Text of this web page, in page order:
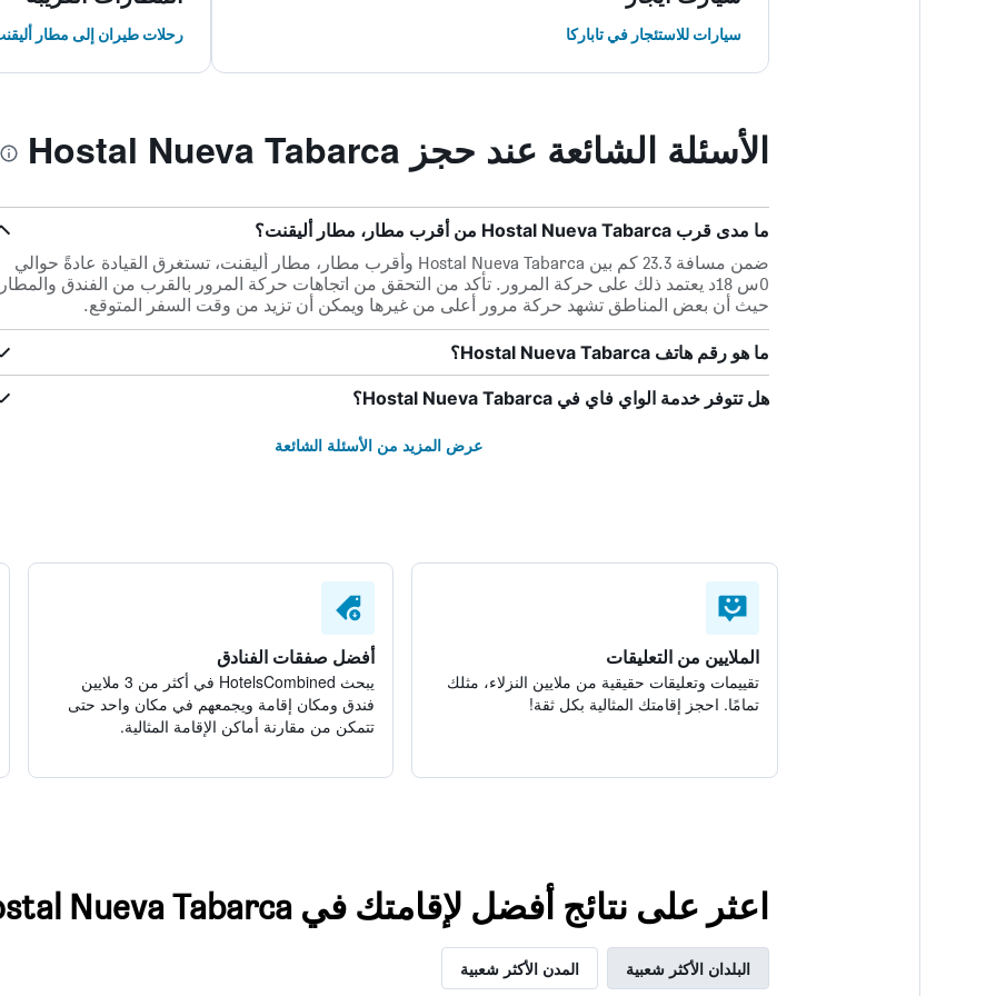
سيارات للاستئجار في تاباركا رحلات طيران إلى مطار
الأسئلة الشائعة عند حجز Hostal Nueva Tabarca
ما مدى قرب Hostal Nueva Tabarca من أقرب مطار، مطار أليقنت؟
ضمن مسافة 23.3 كم بين Hostal Nueva Tabarca وأقرب مطار، مطار أليقنت، تستغرق القيادة عادةً حوالي
0س 18د يعتمد ذلك على حركة المرور. تأكد من التحقق من اتجاهات حركة المرور بالقرب من الفندق
حيث أن بعض المناطق تشهد حركة مرور أعلى من غيرها ويمكن أن تزيد من وقت السفر المتوقع.
ما هو رقم هاتف Hostal Nueva Tabarca؟
هل تتوفر خدمة الواي فاي في Hostal Nueva Tabarca؟
عرض المزيد من الأسئلة الشائعة
الملايين من التعليقات
تقييمات وتعليقات حقيقية من ملايين النزلاء، مثلك
تمامًا. احجز إقامتك المثالية بكل ثقة!
أفضل صفقات الفنادق
يبحث HotelsCombined في أكثر من 3 ملايين
فندق ومكان إقامة ويجمعهم في مكان واحد حتى
تتمكن من مقارنة أماكن الإقامة المثالية.
اعثر على نتائج أفضل لإقامتك في Hostal Nueva Tabarca
البلدان الأكثر شعبية المدن الأكثر شعبية